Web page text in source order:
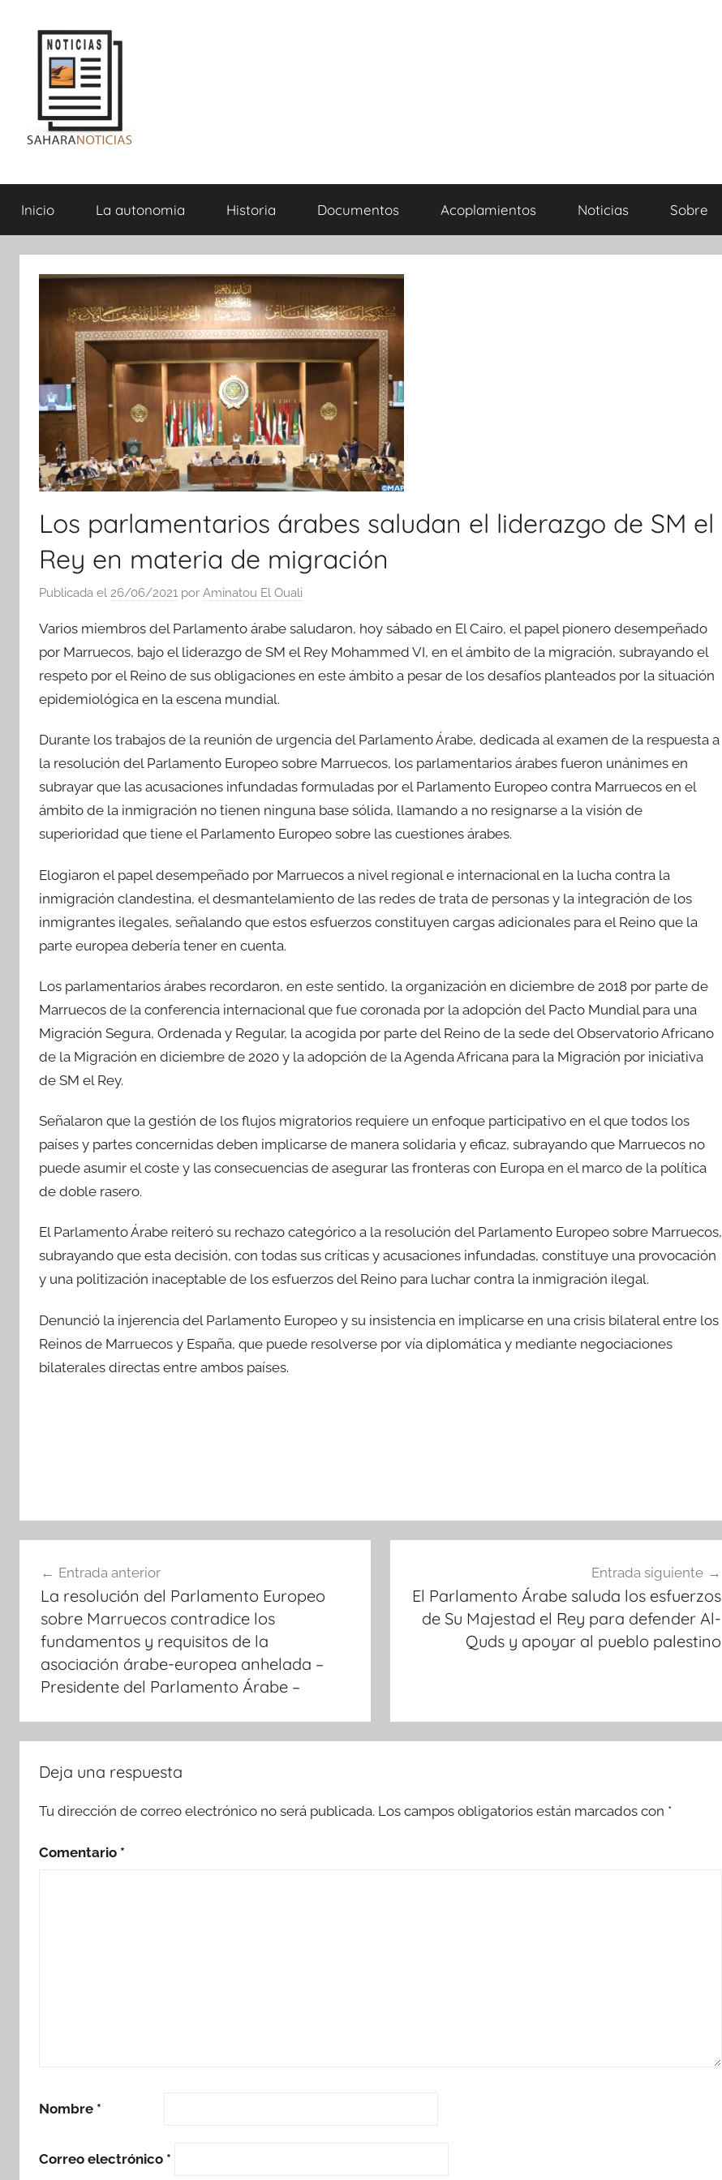
contenido
Sahara
Noticias
Inicio La autonomia Historia Documentos Acoplamientos Noticias Sobre
Los parlamentarios árabes saludan el liderazgo de SM el
Rey en materia de migración
Publicada el 26/06/2021 por Aminatou El Ouali
Varios miembros del Parlamento árabe saludaron, hoy sábado en El Cairo, el papel pionero desempeñado
por Marruecos, bajo el liderazgo de SM el Rey Mohammed VI, en el ámbito de la migración, subrayando el
respeto por el Reino de sus obligaciones en este ámbito a pesar de los desafíos planteados por la situación
epidemiológica en la escena mundial.
Durante los trabajos de la reunión de urgencia del Parlamento Árabe, dedicada al examen de la respuesta a
la resolución del Parlamento Europeo sobre Marruecos, los parlamentarios árabes fueron unánimes en
subrayar que las acusaciones infundadas formuladas por el Parlamento Europeo contra Marruecos en el
ámbito de la inmigración no tienen ninguna base sólida, llamando a no resignarse a la visión de
superioridad que tiene el Parlamento Europeo sobre las cuestiones árabes.
Elogiaron el papel desempeñado por Marruecos a nivel regional e internacional en la lucha contra la
inmigración clandestina, el desmantelamiento de las redes de trata de personas y la integración de los
inmigrantes ilegales, señalando que estos esfuerzos constituyen cargas adicionales para el Reino que la
parte europea debería tener en cuenta.
Los parlamentarios árabes recordaron, en este sentido, la organización en diciembre de 2018 por parte de
Marruecos de la conferencia internacional que fue coronada por la adopción del Pacto Mundial para una
Migración Segura, Ordenada y Regular, la acogida por parte del Reino de la sede del Observatorio Africano
de la Migración en diciembre de 2020 y la adopción de la Agenda Africana para la Migración por iniciativa
de SM el Rey.
Señalaron que la gestión de los flujos migratorios requiere un enfoque participativo en el que todos los
países y partes concernidas deben implicarse de manera solidaria y eficaz, subrayando que Marruecos no
puede asumir el coste y las consecuencias de asegurar las fronteras con Europa en el marco de la política
de doble rasero.
El Parlamento Árabe reiteró su rechazo categórico a la resolución del Parlamento Europeo sobre Marruecos,
subrayando que esta decisión, con todas sus críticas y acusaciones infundadas, constituye una provocación
y una politización inaceptable de los esfuerzos del Reino para luchar contra la inmigración ilegal.
Denunció la injerencia del Parlamento Europeo y su insistencia en implicarse en una crisis bilateral entre los
Reinos de Marruecos y España, que puede resolverse por vía diplomática y mediante negociaciones
bilaterales directas entre ambos países.
de
entradas
Entrada anterior
La resolución del Parlamento Europeo
sobre Marruecos contradice los
fundamentos y requisitos de la
asociación árabe-europea anhelada –
Presidente del Parlamento Árabe –
Entrada siguiente
El Parlamento Árabe saluda los esfuerzos
de Su Majestad el Rey para defender Al-
Quds y apoyar al pueblo palestino
Deja una respuesta
Tu dirección de correo electrónico no será publicada. Los campos obligatorios están marcados con *
Comentario *
Nombre *
Correo electrónico *